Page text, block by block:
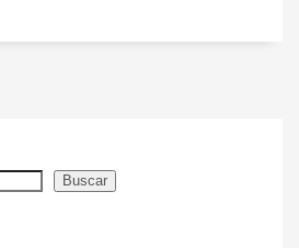
Buscar